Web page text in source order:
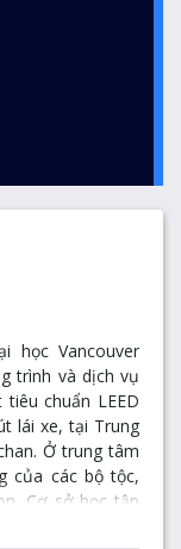
học Vancouver
trình và dịch vụ
chuẩn LEED
lái xe, tại Trung
Ở trung tâm
của các bộ tộc,
Cơ sở học tập
mua sắm và